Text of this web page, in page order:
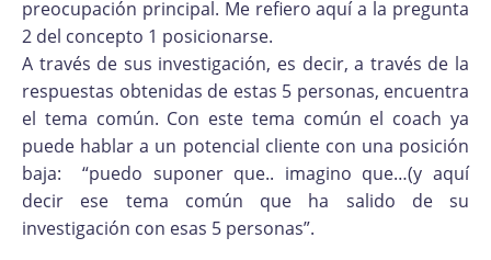
preocupación principal. Me refiero aquí a la pregunta
2 del concepto 1 posicionarse.
A través de sus investigación, es decir, a través de la
respuestas obtenidas de estas 5 personas, encuentra
el tema común. Con este tema común el coach ya
puede hablar a un potencial cliente con una posición
baja: “puedo suponer que.. imagino que…(y aquí
decir ese tema común que ha salido de su
investigación con esas 5 personas”.